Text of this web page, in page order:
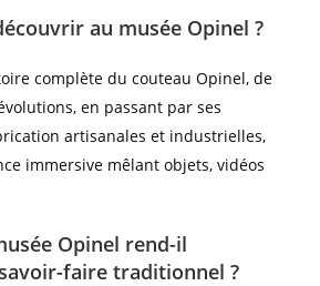
au musée Opinel ?
complète du couteau Opinel, de
en passant par ses
artisanales et industrielles,
immersive mêlant objets, vidéos
Opinel rend-il
faire traditionnel ?